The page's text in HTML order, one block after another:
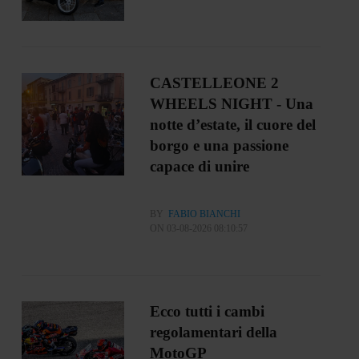
CASTELLEONE 2
WHEELS NIGHT - Una
notte d’estate, il cuore del
borgo e una passione
capace di unire
BY
FABIO BIANCHI
ON 03-08-2026 08:10:57
Ecco tutti i cambi
regolamentari della
MotoGP